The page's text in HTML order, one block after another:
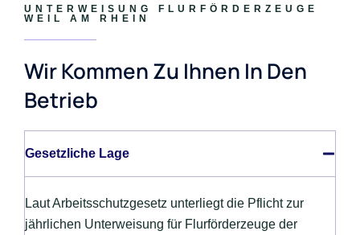
UNTERWEISUNG FLURFÖRDERZEUGE
WEIL AM RHEIN
Wir Kommen Zu Ihnen In Den
Betrieb
Gesetzliche Lage
Laut Arbeitsschutzgesetz unterliegt die Pflicht zur
jährlichen Unterweisung für Flurförderzeuge der